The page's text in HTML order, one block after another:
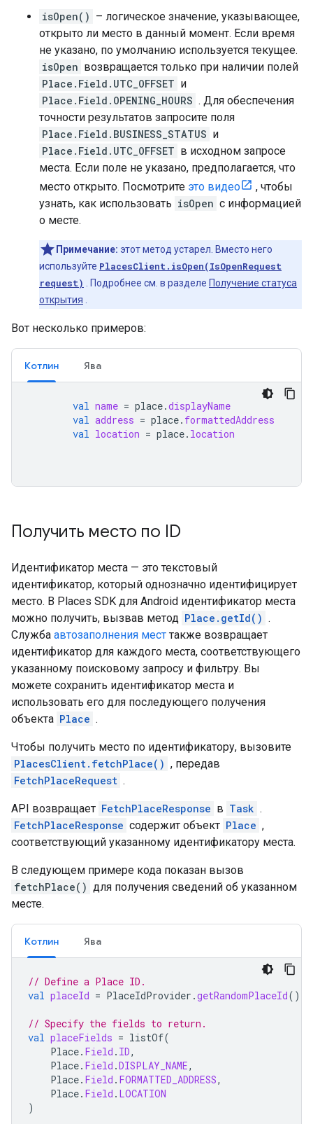
isOpen() – логическое значение, указывающее,
открыто ли место в данный момент. Если время
не указано, по умолчанию используется текущее.
isOpen возвращается только при наличии полей
Place.Field.UTC_OFFSET и
Place.Field.OPENING_HOURS . Для обеспечения
точности результатов запросите поля
Place.Field.BUSINESS_STATUS и
Place.Field.UTC_OFFSET в исходном запросе
места. Если поле не указано, предполагается, что
место открыто. Посмотрите это видео
, чтобы
узнать, как использовать isOpen с информацией
о месте.
Примечание: этот метод устарел. Вместо него
используйте PlacesClient.isOpen(IsOpenRequest
request)
. Подробнее см. в разделе Получение статуса
открытия
Вот несколько примеров:
Котлин Ява
val name = place.displayName
val address = place. formattedAddress
val location = place. location
Получить место по ID
Идентификатор места — это текстовый
идентификатор, который однозначно идентифицирует
место. В Places SDK для Android идентификатор места
можно получить, вызвав метод Place.getId() .
Служба автозаполнения мест также возвращает
идентификатор для каждого места, соответствующего
указанному поисковому запросу и фильтру. Вы
можете сохранить идентификатор места и
использовать его для последующего получения
объекта Place .
Чтобы получить место по идентификатору, вызовите
PlacesClient.fetchPlace() , передав
FetchPlaceRequest .
API возвращает FetchPlaceResponse в Task .
FetchPlaceResponse содержит объект Place ,
соответствующий указанному идентификатору места.
В следующем примере кода показан вызов
fetchPlace() для получения сведений об указанном
месте.
Котлин Ява
// Define a Place ID.
val placeId = PlaceIdProvider .getRandomPlaceId()
// Specify the fields to return.
val placeFields = listOf(
Place. Field . ID,
Place. Field .DISPLAY_NAME,
Place. Field . FORMATTED_ADDRESS,
Place. Field . LOCATION
)